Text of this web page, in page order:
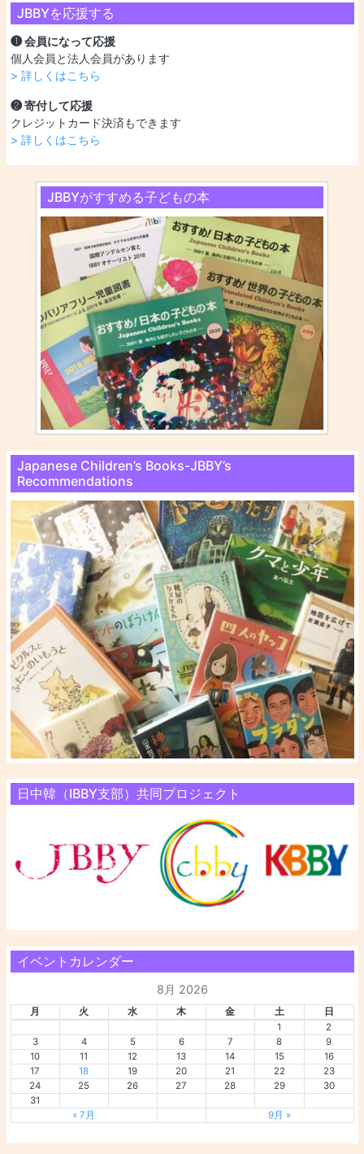
JBBYを応援する
❶ 会員になって応援
個人会員と法人会員があります
> 詳しくはこちら
❷ 寄付して応援
クレジットカード決済もできます
> 詳しくはこちら
JBBYがすすめる子どもの本
Japanese Children’s Books-JBBY’s
Recommendations
日中韓（IBBY支部）共同プロジェクト
イベントカレンダー
8月 2026
月 火 水 木 金 土
日
1
2
3
4 5 6 7 8
9
10
11 12 13 14 15
16
17
18 19 20 21 22
23
24
25 26 27 28 29
30
31
« 7月
9月 »